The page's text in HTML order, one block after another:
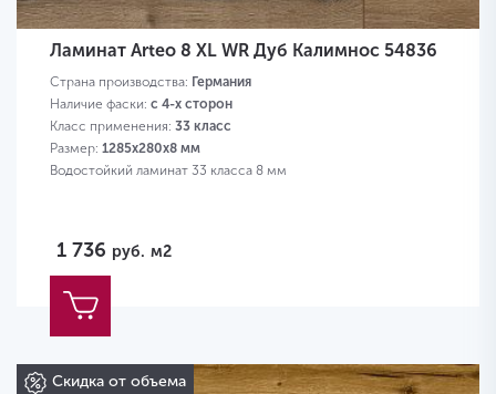
Ламинат Arteo 8 XL WR Дуб Калимнос 54836
Страна производства: Германия
Наличие фаски: с 4-х сторон
Класс применения: 33 класс
Размер: 1285х280х8 мм
Водостойкий ламинат 33 класса 8 мм
1 736 руб. м2
Скидка от объема